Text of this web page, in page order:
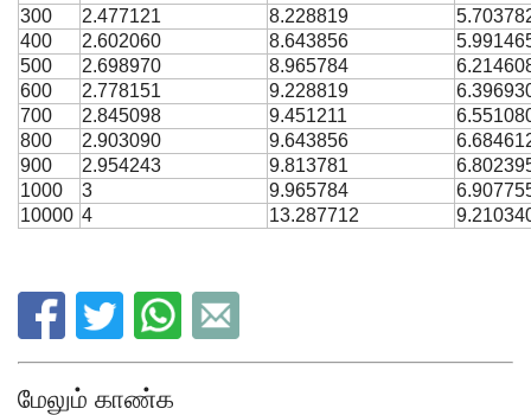
300
2.477121 8.228819
400
2.602060 8.643856
500
2.698970 8.965784
600
2.778151 9.228819
700
2.845098 9.451211
800
2.903090 9.643856
900
2.954243 9.813781
1000
3 9.965784
10000 4 13.287712
மேலும் காண்க